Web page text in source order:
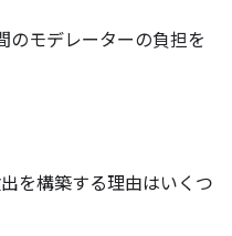
のモデレーターの負担を
を構築する理由はいくつ